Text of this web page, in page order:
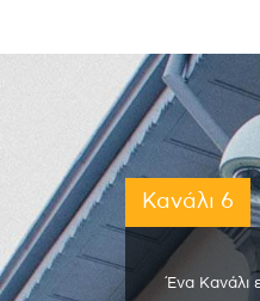
Κανάλι 6
Ένα Κανάλι